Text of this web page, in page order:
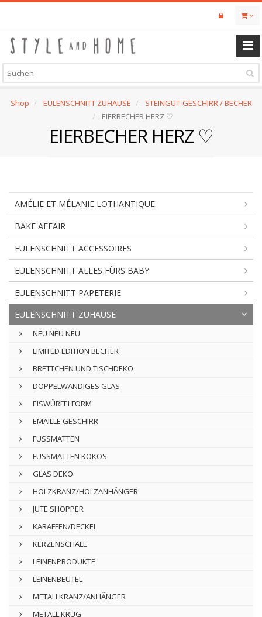
Skip
content
Shop EULENSCHNITT ZUHAUSE
STEINGUT-GESCHIRR / BECHER
EIERBECHER HERZ ♡
EIERBECHER HERZ ♡
AMÉLIE ET MÉLANIE LOTHANTIQUE
BAKE AFFAIR
EULENSCHNITT ACCESSOIRES
EULENSCHNITT ALLES FÜRS BABY
EULENSCHNITT PAPETERIE
EULENSCHNITT ZUHAUSE
NEU NEU NEU
LIMITED EDITION BECHER
BRETTCHEN UND TISCHDEKO
DOPPELWANDIGES GLAS
EISWÜRFELFORM
EMAILLE GESCHIRR
FUSSMATTEN
FUSSMATTEN KOKOS
GLAS DEKO
HOLZKRANZ/HOLZANHÄNGER
JUTE SHOPPER
KARAFFEN/DECKEL
KERZENSCHALE
LEINENPRODUKTE
LEINENBEUTEL
METALLKRANZ/ANHÄNGER
METALL KRUG